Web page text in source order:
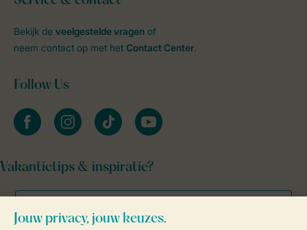
Bekijk de veelgestelde vragen of
neem contact op met het Contact Center.
Follow Us
facebookinstagramtiktok youtube
Vakantietips & inspiratie?